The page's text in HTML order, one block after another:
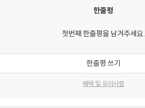
한줄평
첫번째 한줄평을 남겨주세요.
한줄평 쓰기
혜택 및 유의사항